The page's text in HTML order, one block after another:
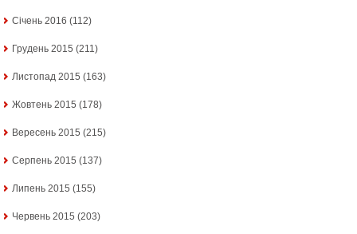
Січень 2016 (112)
Грудень 2015 (211)
Листопад 2015 (163)
Жовтень 2015 (178)
Вересень 2015 (215)
Серпень 2015 (137)
Липень 2015 (155)
Червень 2015 (203)